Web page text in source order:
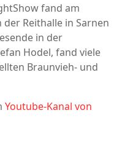
fand am
der Reithalle in Sarnen
in der
Hodel, fand viele
Braunvieh- und
Youtube-Kanal von